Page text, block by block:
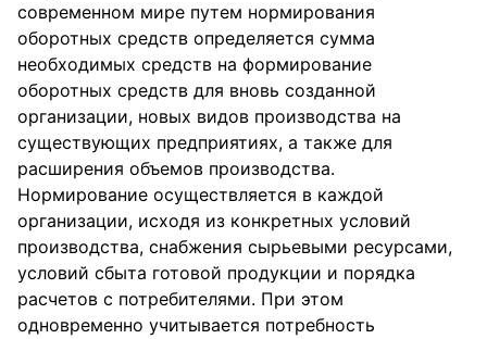
современном мире путем нормирования
оборотных средств определяется сумма
необходимых средств на формирование
оборотных средств для вновь созданной
организации, новых видов производства на
существующих предприятиях, а также для
расширения объемов производства.
Нормирование осуществляется в каждой
организации, исходя из конкретных условий
производства, снабжения сырьевыми ресурсами,
условий сбыта готовой продукции и порядка
расчетов с потребителями. При этом
одновременно учитывается потребность